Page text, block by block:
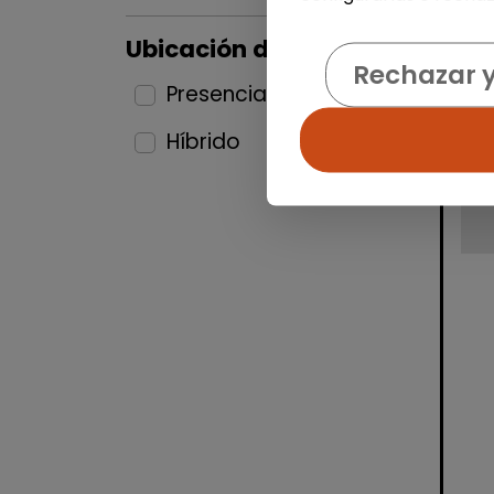
Ubicación del puesto
Presencial
Híbrido
Rechazar